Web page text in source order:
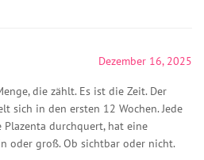
Dezember 16, 2025
die zählt. Es ist die Zeit. Der
sich in den ersten 12 Wochen. Jede
Plazenta durchquert, hat eine
oder groß. Ob sichtbar oder nicht.